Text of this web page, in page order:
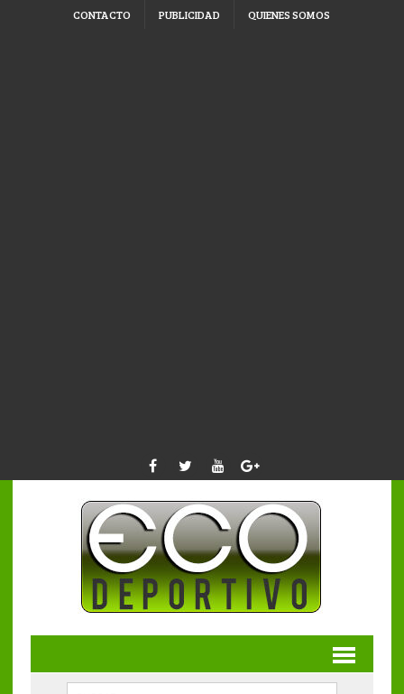
CONTACTO PUBLICIDAD QUIENES SOMOS